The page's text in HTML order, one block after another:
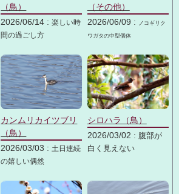
（鳥）
2026/06/14 :楽しい時
間の過ごし方
（その他）
2026/06/09 :
ノコギリク
ワガタの中型個体
カンムリカイツブリ
（鳥）
2026/03/03 : 土日連続
の嬉しい偶然
シロハラ（鳥）
2026/03/02 : 腹部が
白く見えない